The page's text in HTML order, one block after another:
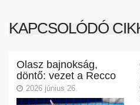
KAPCSOLÓDÓ
Olasz bajnokság,
döntő: vezet a Recco
2026 június 26.